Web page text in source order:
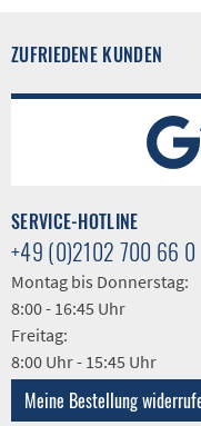
ZUFRIEDENE KUNDEN
SERVICE-HOTLINE
+49 (0)2102 700 66 0
Montag bis Donnerstag:
8:00 - 16:45 Uhr
Freitag:
8:00 Uhr - 15:45 Uhr
Meine Bestellung